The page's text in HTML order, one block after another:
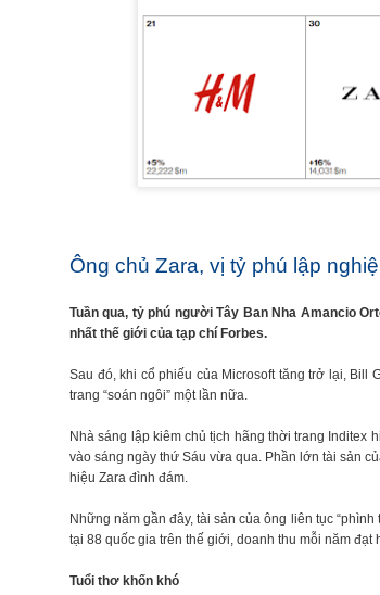
Ông chủ Zara, vị tỷ phú lập
Tuần qua, tỷ phú người Tây Ban Nha Amancio
nhất thế giới của tạp chí Forbes.
Sau đó, khi cổ phiếu của Microsoft tăng trở lại, Bill
trang “soán ngôi” một lần nữa.
Nhà sáng lập kiêm chủ tịch hãng thời trang Inditex
vào sáng ngày thứ Sáu vừa qua. Phần lớn tài sản
hiệu Zara đình đám.
Những năm gần đây, tài sản của ông liên tục
tại 88 quốc gia trên thế giới, doanh thu mỗi năm đạt
Tuổi thơ khốn khó
nghệ sĩ. Trên mạng xã hội, Jason thường
nghiệp. Hồi đầu năm nay, Jason Nguyễn